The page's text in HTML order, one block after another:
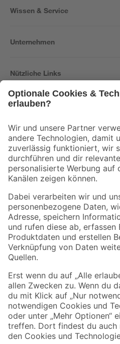
Wissen & Service
Unternehmen
Nützliche Links
Der toom Newsletter: Keine Angebote
Zur Newsletter Anmeldung
Folge uns
Zahlungsarten
Sicher einkaufen
Jetzt die toom-App